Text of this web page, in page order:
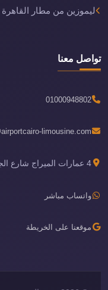
ليموزين من مطار القاهرة
تواصل معنا
01000948802
limousine.com
4 عمارات الميراج شارع الجامعة زهراء مدينة نصر القاهرة مصر
واتساب مباشر
موقعنا على الخريطة